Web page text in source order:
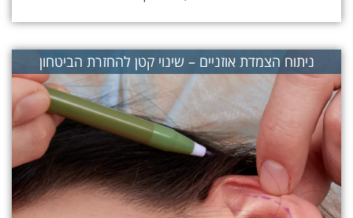
ניתוח הצמדת אוזניים – שינוי קטן להחזרת הביטחון